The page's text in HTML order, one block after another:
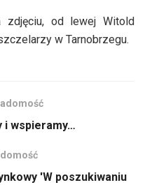
zdjęciu, od lewej Witold
w Tarnobrzegu.
i wspieramy…
'W poszukiwaniu